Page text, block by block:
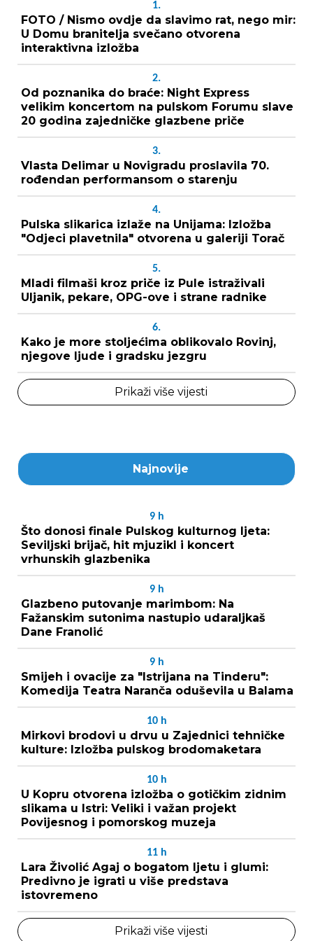
1.
FOTO / Nismo ovdje da slavimo rat, nego mir:
U Domu branitelja svečano otvorena
interaktivna izložba
2.
Od poznanika do braće: Night Express
velikim koncertom na pulskom Forumu slave
20 godina zajedničke glazbene priče
3.
Vlasta Delimar u Novigradu proslavila 70.
rođendan performansom o starenju
4.
Pulska slikarica izlaže na Unijama: Izložba
"Odjeci plavetnila" otvorena u galeriji Torač
5.
Mladi filmaši kroz priče iz Pule istraživali
Uljanik, pekare, OPG-ove i strane radnike
6.
Kako je more stoljećima oblikovalo Rovinj,
njegove ljude i gradsku jezgru
Prikaži više vijesti
Najnovije
9 h
Što donosi finale Pulskog kulturnog ljeta:
Seviljski brijač, hit mjuzikl i koncert
vrhunskih glazbenika
9 h
Glazbeno putovanje marimbom: Na
Fažanskim sutonima nastupio udaraljkaš
Dane Franolić
9 h
Smijeh i ovacije za "Istrijana na Tinderu":
Komedija Teatra Naranča oduševila u Balama
10 h
Mirkovi brodovi u drvu u Zajednici tehničke
kulture: Izložba pulskog brodomaketara
10 h
U Kopru otvorena izložba o gotičkim zidnim
slikama u Istri: Veliki i važan projekt
Povijesnog i pomorskog muzeja
11 h
Lara Živolić Agaj o bogatom ljetu i glumi:
Predivno je igrati u više predstava
istovremeno
Prikaži više vijesti